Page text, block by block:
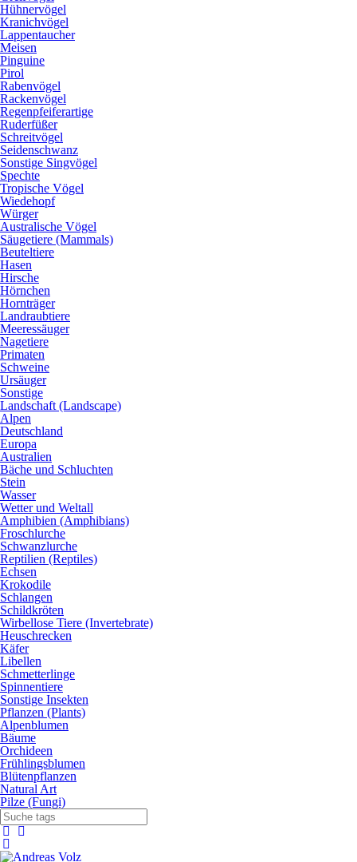
Hühnervögel
Kranichvögel
Lappentaucher
Meisen
Pinguine
Pirol
Rabenvögel
Rackenvögel
Regenpfeiferartige
Ruderfüßer
Schreitvögel
Seidenschwanz
Sonstige Singvögel
Spechte
Tropische Vögel
Wiedehopf
Würger
Australische Vögel
Säugetiere (Mammals)
Beuteltiere
Hasen
Hirsche
Hörnchen
Hornträger
Landraubtiere
Meeressäuger
Nagetiere
Primaten
Schweine
Ursäuger
Sonstige
Landschaft (Landscape)
Alpen
Deutschland
Europa
Australien
Bäche und Schluchten
Stein
Wasser
Wetter und Weltall
Amphibien (Amphibians)
Froschlurche
Schwanzlurche
Reptilien (Reptiles)
Echsen
Krokodile
Schlangen
Schildkröten
Wirbellose Tiere (Invertebrate)
Heuschrecken
Käfer
Libellen
Schmetterlinge
Spinnentiere
Sonstige Insekten
Pflanzen (Plants)
Alpenblumen
Bäume
Orchideen
Frühlingsblumen
Blütenpflanzen
Natural Art
Pilze (Fungi)